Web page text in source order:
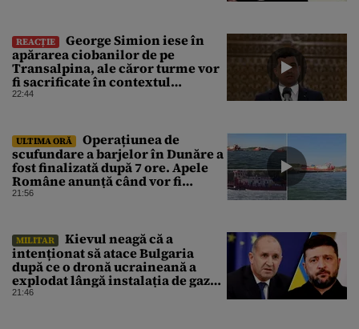
REACȚIE
George Simion iese în
apărarea ciobanilor de pe
Transalpina, ale căror turme vor
fi sacrificate în contextul
focarului de variolă ovină
22:44
ULTIMA ORĂ
Operațiunea de
scufundare a barjelor în Dunăre a
fost finalizată după 7 ore. Apele
Române anunță când vor fi
simțite efectele
21:56
MILITAR
Kievul neagă că a
intenționat să atace Bulgaria
după ce o dronă ucraineană a
explodat lângă instalația de gaz
de la granița României
21:46